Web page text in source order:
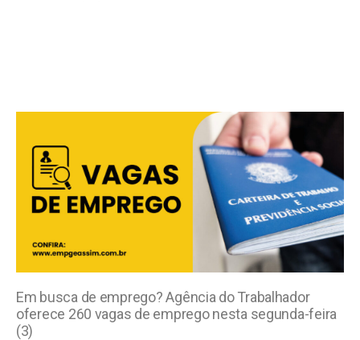
Em busca de emprego? Agência do Trabalhador
oferece 260 vagas de emprego nesta segunda-feira
(3)